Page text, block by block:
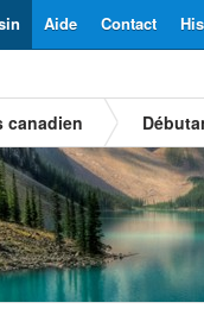
Contact
Aide
canadien